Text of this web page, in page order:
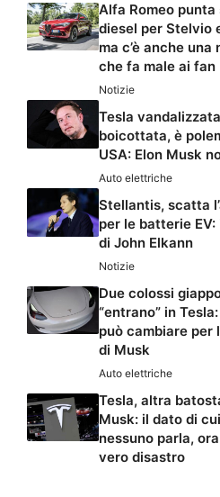
Alfa Romeo punta
diesel per Stelvio
ma c’è anche una
che fa male ai fan
Notizie
Tesla
boicottata, è
USA: Elon Musk
Auto elettriche
Stellantis, scatta
per le batterie EV:
di John Elkann
Notizie
Due colossi
“entrano” in
può cambiare per
di Musk
Auto elettriche
Tesla, altra
Musk: il dato di cui
nessuno parla,
vero disastro